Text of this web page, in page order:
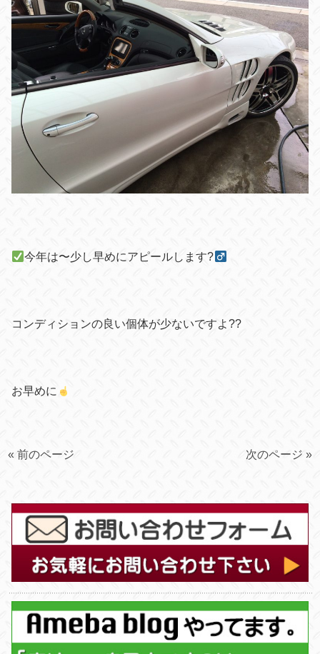
今年は〜少し早めにアピールします?‍
コンディションの良い個体が少ないですよ??
お早めに
« 前のページ 次のページ »